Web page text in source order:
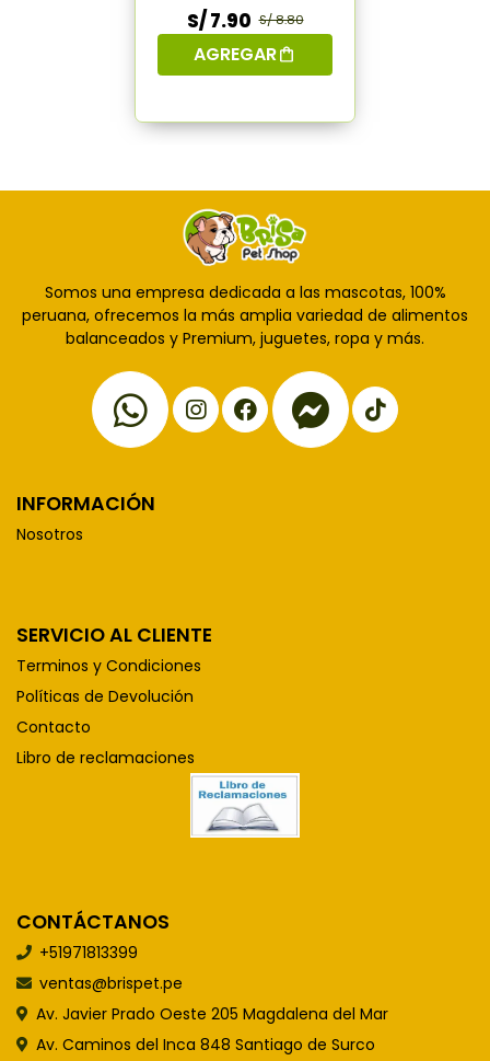
S/ 8.80
S/ 7.90
AGREGAR
Somos una empresa dedicada a las mascotas, 100%
peruana, ofrecemos la más amplia variedad de alimentos
balanceados y Premium, juguetes, ropa y más.
INFORMACIÓN
Nosotros
SERVICIO AL CLIENTE
Terminos y Condiciones
Políticas de Devolución
Contacto
Libro de reclamaciones
CONTÁCTANOS
+51971813399
ventas@brispet.pe
Av. Javier Prado Oeste 205 Magdalena del Mar
Av. Caminos del Inca 848 Santiago de Surco